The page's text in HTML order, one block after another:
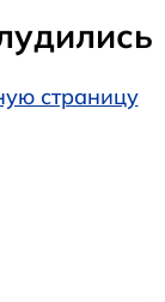
страницу